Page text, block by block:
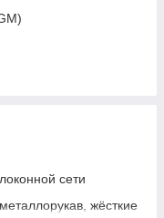
питаниясети
жёсткие